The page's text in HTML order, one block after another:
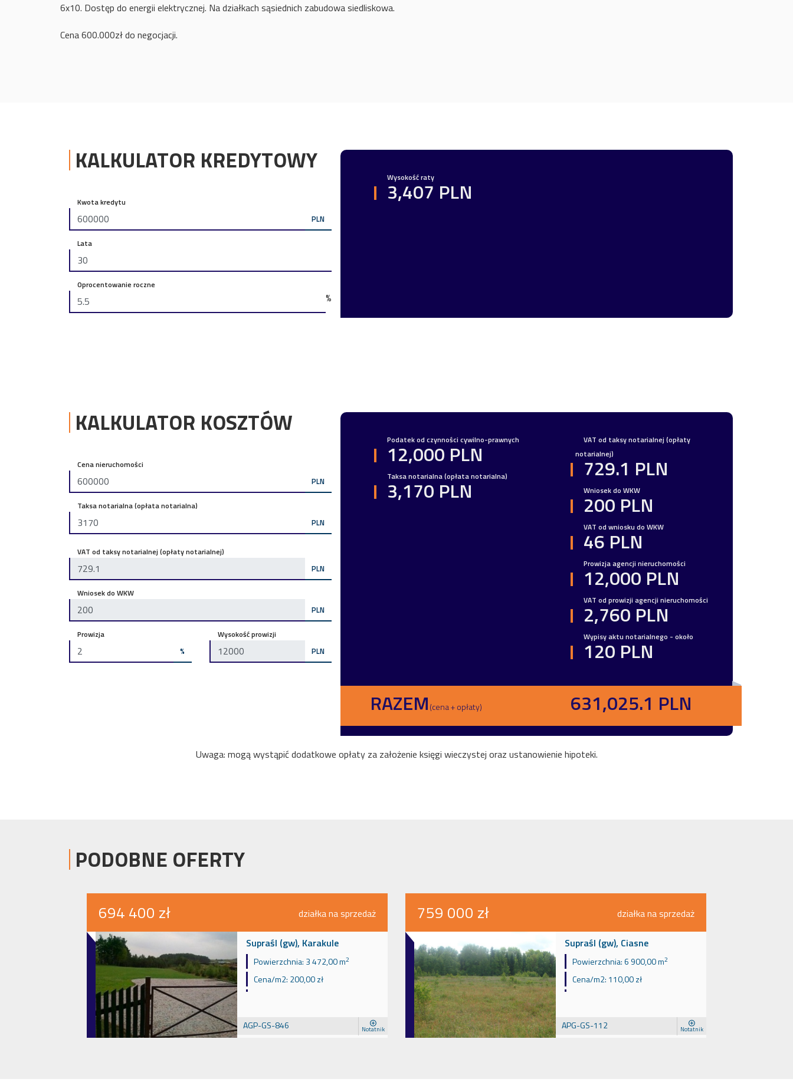
6x10. Dostęp do energii elektrycznej. Na działkach sąsiednich zabudowa siedliskowa.
Cena 600.000zł do negocjacji.
KALKULATOR KREDYTOWY
Kwota kredytu
PLN
Lata
Oprocentowanie roczne
%
Wysokość raty
3,407 PLN
KALKULATOR KOSZTÓW
Cena nieruchomości
PLN
Taksa notarialna (opłata notarialna)
PLN
VAT od taksy notarialnej (opłaty notarialnej)
PLN
Wniosek do WKW
PLN
Prowizja
%
Wysokość prowizji
PLN
Podatek od czynności cywilno-prawnych
12,000 PLN
Taksa notarialna (opłata notarialna)
3,170 PLN
VAT od taksy notarialnej (opłaty
notarialnej)
729.1 PLN
Wniosek do WKW
200 PLN
VAT od wniosku do WKW
46 PLN
Prowizja agencji nieruchomości
12,000 PLN
VAT od prowizji agencji nieruchomości
2,760 PLN
Wypisy aktu notarialnego - około
120 PLN
RAZEM(cena + opłaty) 631,025.1 PLN
Uwaga: mogą wystąpić dodatkowe opłaty za założenie księgi wieczystej oraz ustanowienie hipoteki.
PODOBNE OFERTY
694 400 zł działka na sprzedaż
Supraśl (gw), Karakule
Powierzchnia: 3 472,00 m2
Cena/m2: 200,00 zł
AGP-GS-846 Notatnik
759 000 zł działka na sprzedaż
Supraśl (gw), Ciasne
Powierzchnia:6 900,00 m2
Cena/m2: 110,00 zł
APG-GS-112 Notatnik